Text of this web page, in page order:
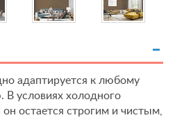
адаптируется к любому
В условиях холодного
остается строгим и чистым,